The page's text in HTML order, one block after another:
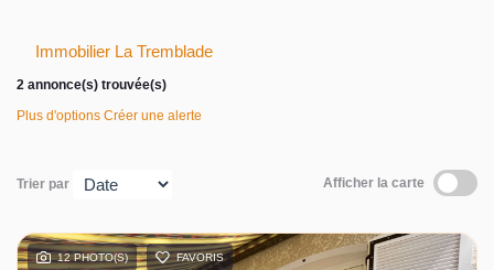
Contact
Immobilier La Tremblade
2 annonce(s) trouvée(s)
Plus d'options Créer une alerte
Trier par Afficher la carte
12 PHOTO(S) FAVORIS